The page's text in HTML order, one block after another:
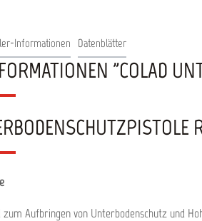
Informationen Datenblätter
"COLAD
zum Aufbringen von Unterbodenschutz und